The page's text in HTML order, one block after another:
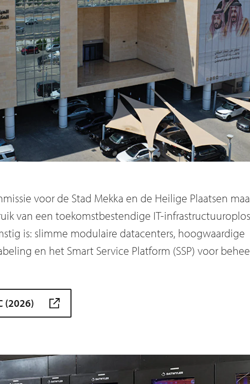
voor de Stad Mekka en de Heilige Plaatsen
van een toekomstbestendige IT-
is: slimme modulaire datacenters, hoogwaardige
en het Smart Service Platform (SSP) voor
(2026)